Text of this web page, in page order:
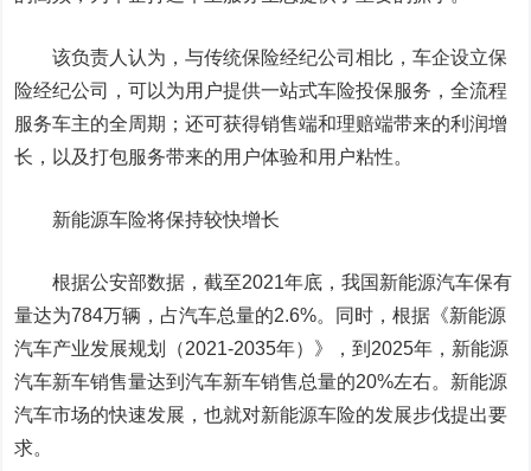
该负责人认为，与传统保险经纪公司相比，车企设立保
险经纪公司，可以为用户提供一站式车险投保服务，全流程
服务车主的全周期；还可获得销售端和理赔端带来的利润增
长，以及打包服务带来的用户体验和用户粘性。
新能源车险将保持较快增长
根据公安部数据，截至2021年底，我国新能源汽车保有
量达为784万辆，占汽车总量的2.6%。同时，根据《新能源
汽车产业发展规划（2021-2035年）》，到2025年，新能源
汽车新车销售量达到汽车新车销售总量的20%左右。新能源
汽车市场的快速发展，也就对新能源车险的发展步伐提出要
求。